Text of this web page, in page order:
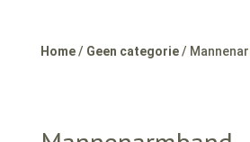
Home/ Geen categorie/